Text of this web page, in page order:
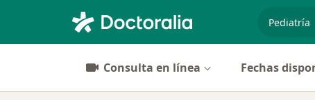
Consulta en línea Fechas